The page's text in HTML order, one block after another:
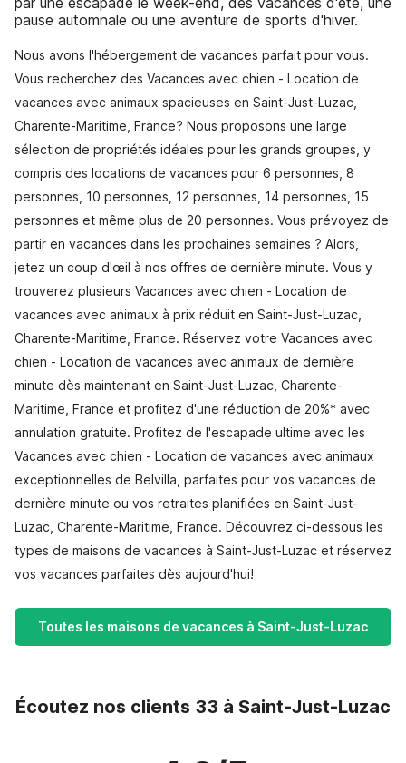
pause automnale ou une aventure de sports d'hiver.
Nous avons l'hébergement de vacances parfait pour vous.
Vous recherchez des Vacances avec chien - Location de
vacances avec animaux spacieuses en Saint-Just-Luzac,
Charente-Maritime, France? Nous proposons une large
sélection de propriétés idéales pour les grands groupes, y
compris des locations de vacances pour 6 personnes, 8
personnes, 10 personnes, 12 personnes, 14 personnes, 15
personnes et même plus de 20 personnes. Vous prévoyez de
partir en vacances dans les prochaines semaines ? Alors,
jetez un coup d'œil à nos offres de dernière minute. Vous y
trouverez plusieurs Vacances avec chien - Location de
vacances avec animaux à prix réduit en Saint-Just-Luzac,
Charente-Maritime, France. Réservez votre Vacances avec
chien - Location de vacances avec animaux de dernière
minute dès maintenant en Saint-Just-Luzac, Charente-
Maritime, France et profitez d'une réduction de 20%* avec
annulation gratuite. Profitez de l'escapade ultime avec les
Vacances avec chien - Location de vacances avec animaux
exceptionnelles de Belvilla, parfaites pour vos vacances de
dernière minute ou vos retraites planifiées en Saint-Just-
Luzac, Charente-Maritime, France. Découvrez ci-dessous les
types de maisons de vacances à Saint-Just-Luzac et réservez
vos vacances parfaites dès aujourd'hui!
Toutes les maisons de vacances à Saint-Just-Luzac
Écoutez nos clients 33 à Saint-Just-Luzac